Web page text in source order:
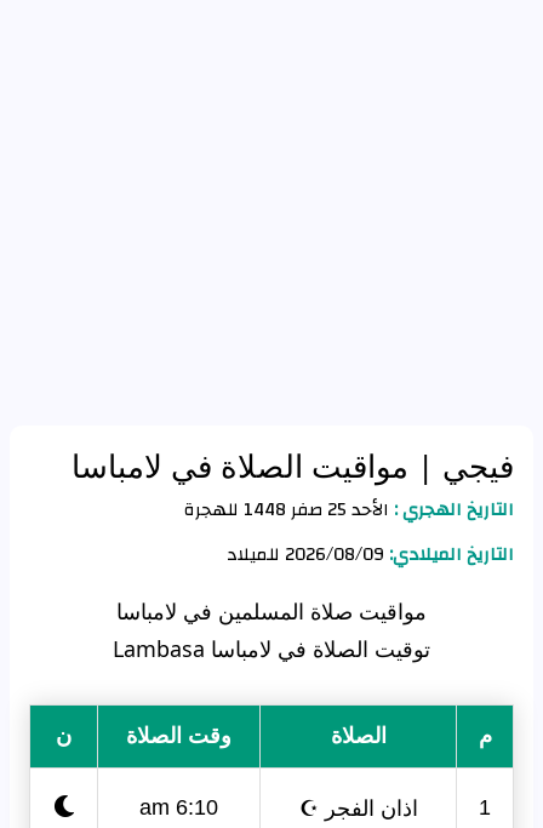
فيجي | مواقيت الصلاة في لامباسا
التاريخ الهجري : الأحد 25 صفر 1448 للهجرة
التاريخ الميلادي:
مواقيت صلاة المسلمين في لامباسا
توقيت الصلاة في لامباسا Lambasa
م الصلاة وقت الصلاة ن
1 اذان الفجر ☪ 6:10 am